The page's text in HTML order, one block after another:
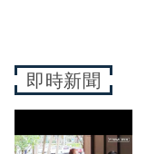
即時新聞